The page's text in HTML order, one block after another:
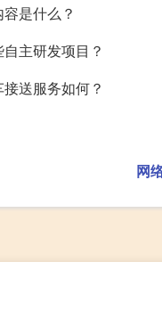
是什么？
主研发项目？
送服务如何？
网